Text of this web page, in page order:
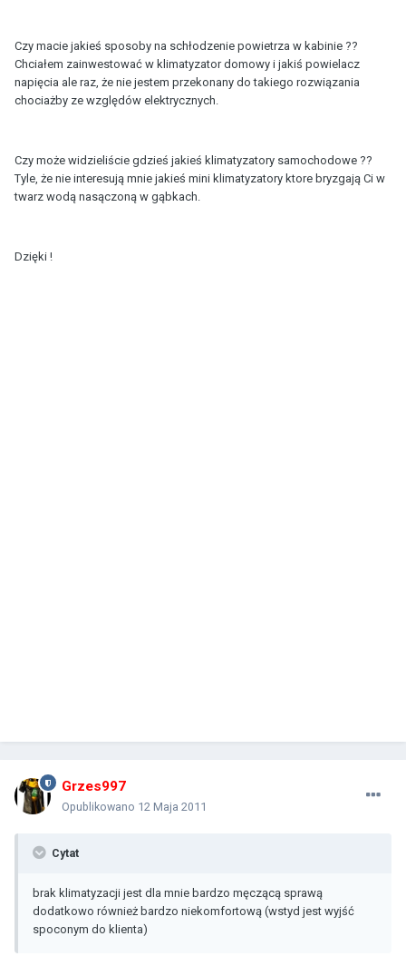
Czy macie jakieś sposoby na schłodzenie powietrza w kabinie ??
Chciałem zainwestować w klimatyzator domowy i jakiś powielacz
napięcia ale raz, że nie jestem przekonany do takiego rozwiązania
chociażby ze względów elektrycznych.
Czy może widzieliście gdzieś jakieś klimatyzatory samochodowe ??
Tyle, że nie interesują mnie jakieś mini klimatyzatory ktore bryzgają Ci w
twarz wodą nasączoną w gąbkach.
Dzięki !
Grzes997
Opublikowano 12 Maja 2011
Cytat
brak klimatyzacji jest dla mnie bardzo męczącą sprawą
dodatkowo również bardzo niekomfortową (wstyd jest wyjść
spoconym do klienta)